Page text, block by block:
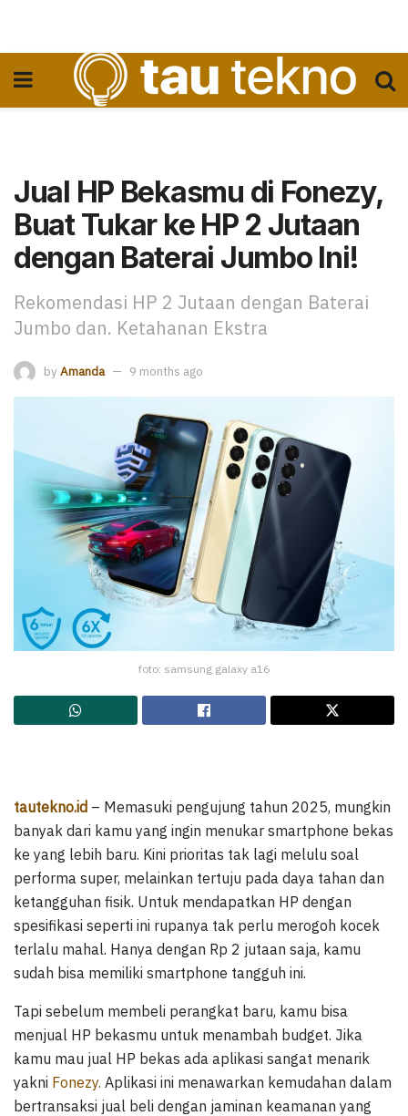
Jual HP Bekasmu di Fonezy,
Buat Tukar ke HP 2 Jutaan
dengan Baterai Jumbo Ini!
Rekomendasi HP 2 Jutaan dengan Baterai
Jumbo dan. Ketahanan Ekstra
by Amanda 9 months ago
foto: samsung galaxy a16
tautekno.id – Memasuki pengujung tahun 2025, mungkin
banyak dari kamu yang ingin menukar smartphone bekas
ke yang lebih baru. Kini prioritas tak lagi melulu soal
performa super, melainkan tertuju pada daya tahan dan
ketangguhan fisik. Untuk mendapatkan HP dengan
spesifikasi seperti ini rupanya tak perlu merogoh kocek
terlalu mahal. Hanya dengan Rp 2 jutaan saja, kamu
sudah bisa memiliki smartphone tangguh ini.
Tapi sebelum membeli perangkat baru, kamu bisa
menjual HP bekasmu untuk menambah budget. Jika
kamu mau jual HP bekas ada aplikasi sangat menarik
yakni Fonezy. Aplikasi ini menawarkan kemudahan dalam
bertransaksi jual beli dengan jaminan keamanan yang